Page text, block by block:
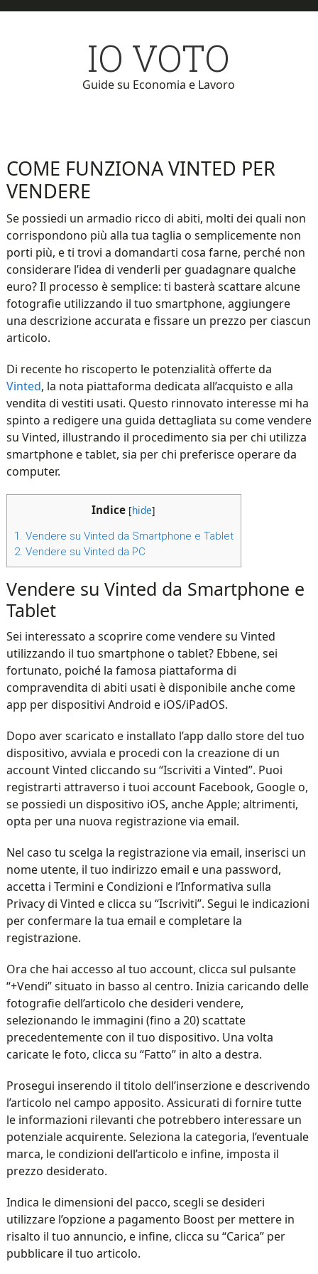
Skip
Skip
IO VOTO
Guide su Economia e Lavoro
COME FUNZIONA VINTED PER
VENDERE
Se possiedi un armadio ricco di abiti, molti dei quali non
corrispondono più alla tua taglia o semplicemente non
porti più, e ti trovi a domandarti cosa farne, perché non
considerare l’idea di venderli per guadagnare qualche
euro? Il processo è semplice: ti basterà scattare alcune
fotografie utilizzando il tuo smartphone, aggiungere
una descrizione accurata e fissare un prezzo per ciascun
articolo.
Di recente ho riscoperto le potenzialità offerte da
Vinted, la nota piattaforma dedicata all’acquisto e alla
vendita di vestiti usati. Questo rinnovato interesse mi ha
spinto a redigere una guida dettagliata su come vendere
su Vinted, illustrando il procedimento sia per chi utilizza
smartphone e tablet, sia per chi preferisce operare da
computer.
Indice [hide]
1. Vendere su Vinted da Smartphone e Tablet
2. Vendere su Vinted da PC
Vendere su Vinted da Smartphone e
Tablet
Sei interessato a scoprire come vendere su Vinted
utilizzando il tuo smartphone o tablet? Ebbene, sei
fortunato, poiché la famosa piattaforma di
compravendita di abiti usati è disponibile anche come
app per dispositivi Android e iOS/iPadOS.
Dopo aver scaricato e installato l’app dallo store del tuo
dispositivo, avviala e procedi con la creazione di un
account Vinted cliccando su “Iscriviti a Vinted”. Puoi
registrarti attraverso i tuoi account Facebook, Google o,
se possiedi un dispositivo iOS, anche Apple; altrimenti,
opta per una nuova registrazione via email.
Nel caso tu scelga la registrazione via email, inserisci un
nome utente, il tuo indirizzo email e una password,
accetta i Termini e Condizioni e l’Informativa sulla
Privacy di Vinted e clicca su “Iscriviti”. Segui le indicazioni
per confermare la tua email e completare la
registrazione.
Ora che hai accesso al tuo account, clicca sul pulsante
“+Vendi” situato in basso al centro. Inizia caricando delle
fotografie dell’articolo che desideri vendere,
selezionando le immagini (fino a 20) scattate
precedentemente con il tuo dispositivo. Una volta
caricate le foto, clicca su “Fatto” in alto a destra.
Prosegui inserendo il titolo dell’inserzione e descrivendo
l’articolo nel campo apposito. Assicurati di fornire tutte
le informazioni rilevanti che potrebbero interessare un
potenziale acquirente. Seleziona la categoria, l’eventuale
marca, le condizioni dell’articolo e infine, imposta il
prezzo desiderato.
Indica le dimensioni del pacco, scegli se desideri
utilizzare l’opzione a pagamento Boost per mettere in
risalto il tuo annuncio, e infine, clicca su “Carica” per
pubblicare il tuo articolo.